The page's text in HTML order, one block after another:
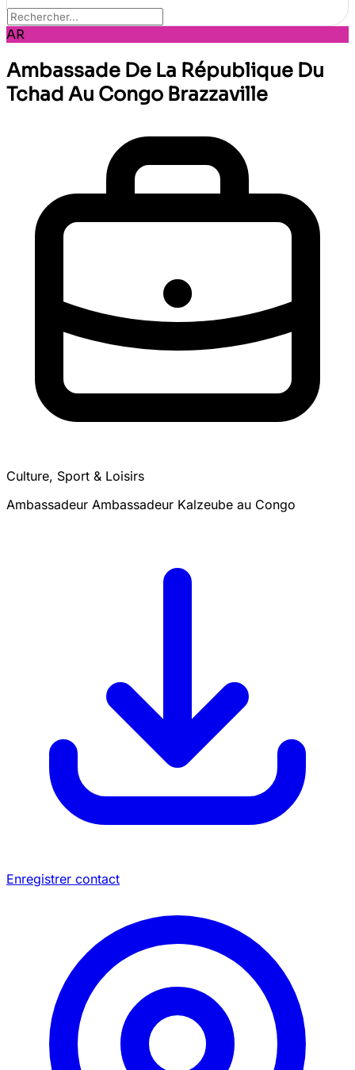
AR
Ambassade De La République Du
Tchad Au Congo Brazzaville
Culture, Sport & Loisirs
Ambassadeur Ambassadeur Kalzeube au Congo
Enregistrer contact